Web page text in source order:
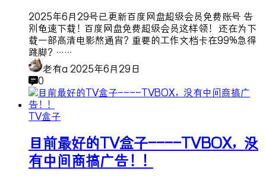
2025年6月29号已更新百度网盘超级会员免费账号 告
别龟速下载！百度网盘免费超级会员这样领！ 还在为下
载一部高清电影熬通宵？重要的工作文档卡在99%急得
跳脚？……
老有a 2025年6月29日
0
TV盒子
目前最好的TV盒子----TVBOX，没
有中间商搞广告！！